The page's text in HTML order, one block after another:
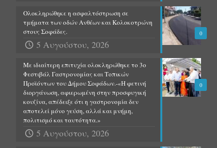
0
Ολοκληρώθηκε η ασφαλτόστρωση σε
τμήματα των οδών Ανθέων και Κολοκοτρώνη
στους Σοφάδες.
5 Αυγούστου, 2026
0
Με ιδιαίτερη επιτυχία ολοκληρώθηκε το 3ο
Φεστιβάλ Γαστρονομίας και Τοπικών
Προϊόντων του Δήμου Σοφάδων.-«Η φετινή
διοργάνωση, αφιερωμένη στην προσφυγική
κουζίνα, απέδειξε ότι η γαστρονομία δεν
αποτελεί μόνο γεύση, αλλά και μνήμη,
πολιτισμό και ταυτότητα.»
5 Αυγούστου, 2026